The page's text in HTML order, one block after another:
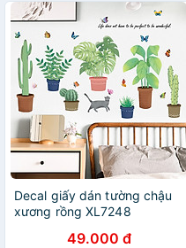
Decal giấy dán tường chậu
xương rồng XL7248
49.000 đ